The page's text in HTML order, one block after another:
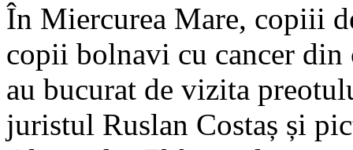
În Miercurea Mare, copiii
copii bolnavi cu cancer
au bucurat de vizita
juristul Ruslan Costaș și